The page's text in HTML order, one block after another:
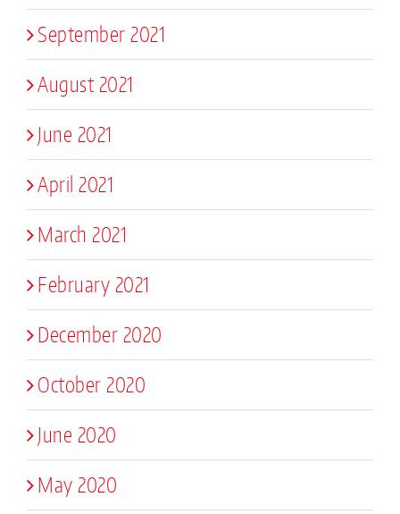
September 2021
August 2021
June 2021
April 2021
March 2021
February 2021
December 2020
October 2020
June 2020
May 2020